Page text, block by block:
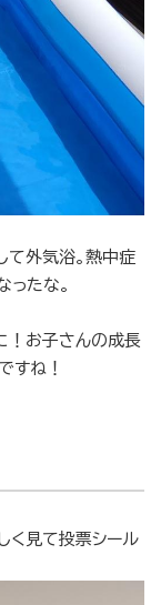
て外気浴。熱中症
ったな。
！お子さんの成長
すね！
く見て投票シール